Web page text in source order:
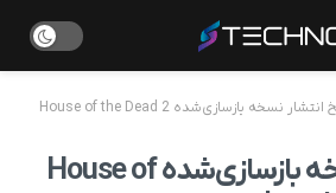
تاریخ انتشار نسخه بازسازی‌شده House of the Dead 2
تاریخ انتشار نسخه بازسازی‌شده House of